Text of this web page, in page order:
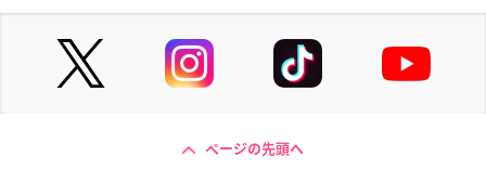
ページの先頭へ